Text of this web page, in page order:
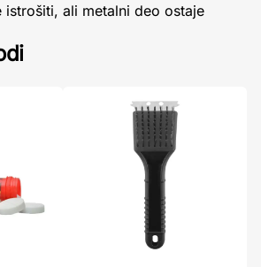
istrošiti, ali metalni deo ostaje